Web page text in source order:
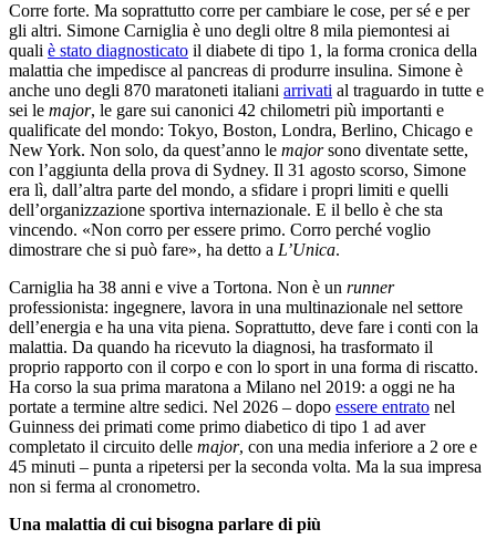
Corre forte. Ma soprattutto corre per cambiare le cose, per sé e per
gli altri. Simone Carniglia è uno degli oltre 8 mila piemontesi ai
quali è stato diagnosticato il diabete di tipo 1, la forma cronica della
malattia che impedisce al pancreas di produrre insulina. Simone è
anche uno degli 870 maratoneti italiani arrivati al traguardo in tutte e
sei le major, le gare sui canonici 42 chilometri più importanti e
qualificate del mondo: Tokyo, Boston, Londra, Berlino, Chicago e
New York. Non solo, da quest’anno le majorsono diventate sette,
con l’aggiunta della prova di Sydney. Il 31 agosto scorso, Simone
era lì, dall’altra parte del mondo, a sfidare i propri limiti e quelli
dell’organizzazione sportiva internazionale. E il bello è che sta
vincendo. «Non corro per essere primo. Corro perché voglio
dimostrare che si può fare», ha detto a L’Unica.
Carniglia ha 38 anni e vive a Tortona. Non è un runner
professionista: ingegnere, lavora in una multinazionale nel settore
dell’energia e ha una vita piena. Soprattutto, deve fare i conti con la
malattia. Da quando ha ricevuto la diagnosi, ha trasformato il
proprio rapporto con il corpo e con lo sport in una forma di riscatto.
Ha corso la sua prima maratona a Milano nel 2019: a oggi ne ha
portate a termine altre sedici. Nel 2026 – dopo essere entrato nel
Guinness dei primati come primo diabetico di tipo 1 ad aver
completato il circuito delle major, con una media inferiore a 2 ore e
45 minuti – punta a ripetersi per la seconda volta. Ma la sua impresa
non si ferma al cronometro.
Una malattia di cui bisogna parlare di più